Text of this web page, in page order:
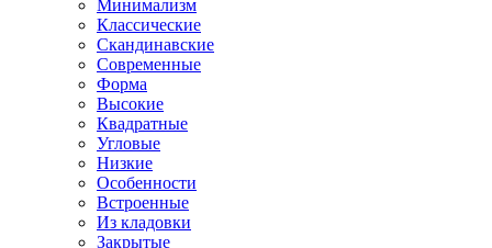
Минимализм
Классические
Скандинавские
Современные
Форма
Высокие
Квадратные
Угловые
Низкие
Особенности
Встроенные
Из кладовки
Закрытые